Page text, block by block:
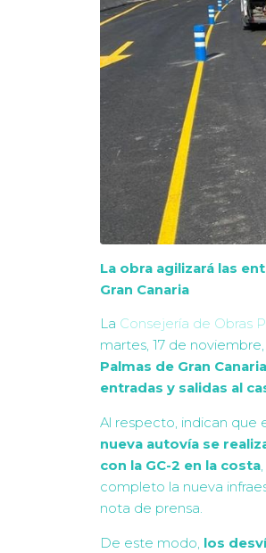
La obra agilizará las
Gran Canaria
La Consejería de Obras
martes, 17 de noviembre,
Palmas de Gran
entradas y salidas al
Al respecto, indican que
nueva autovía se
con la GC-2 en la costa
completo la nueva
nota de prensa.
De este modo, los